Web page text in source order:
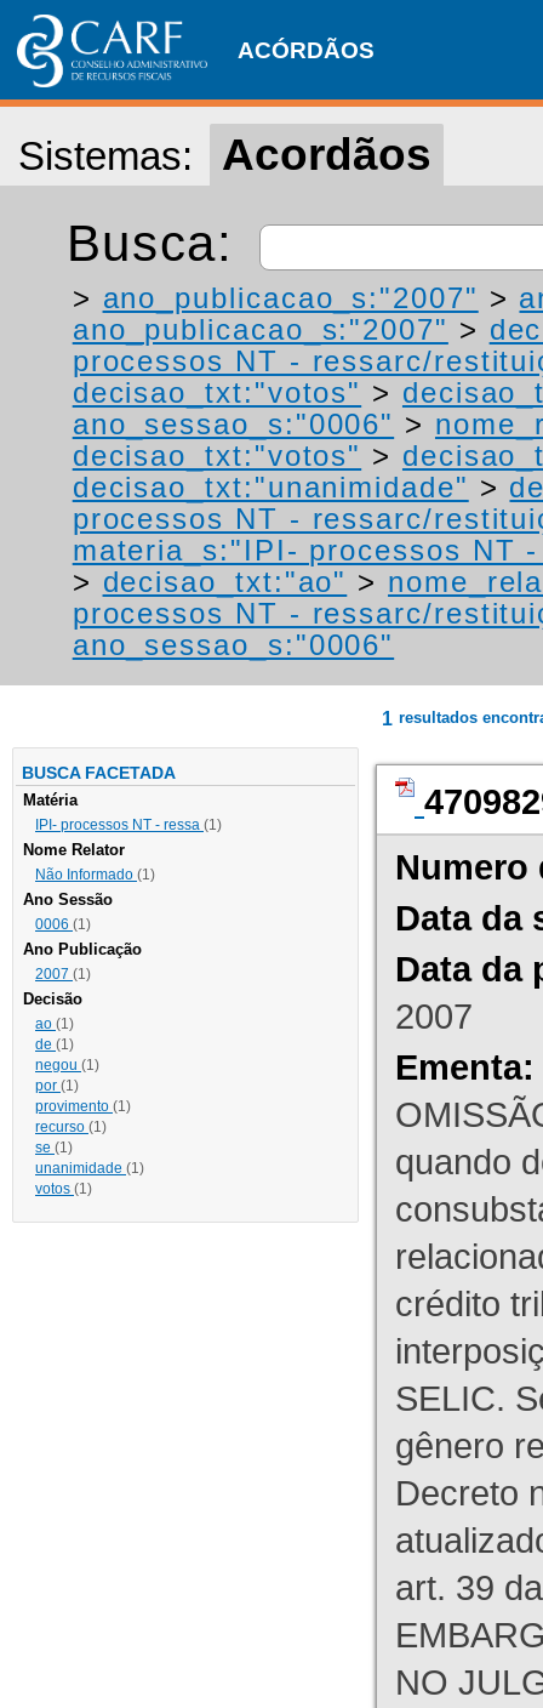
ACÓRDÃOS
Sistemas: Acordãos
Busca:
> ano_publicacao_s:"2007" >
ano_publicacao_s:"2007" >
processos NT - ressarc/
decisao_txt:"votos" >
ano_sessao_s:"0006" >
decisao_txt:"votos" >
decisao_txt:"unanimidade" >
processos NT - ressarc/
materia_s:"IPI- processos NT
> decisao_txt:"ao" >
processos NT - ressarc/
ano_sessao_s:"0006"
BUSCA FACETADA
Matéria
IPI- processos NT - ressa (1)
Nome Relator
Não Informado (1)
Ano Sessão
0006 (1)
Ano Publicação
2007 (1)
Decisão
ao (1)
de (1)
negou (1)
por (1)
provimento (1)
recurso (1)
se (1)
unanimidade (1)
votos (1)
1 resultados
Numero
Data da
Data da
2007
Ementa:
quando
crédito
SELIC.
gênero
Decreto
art. 39
NO